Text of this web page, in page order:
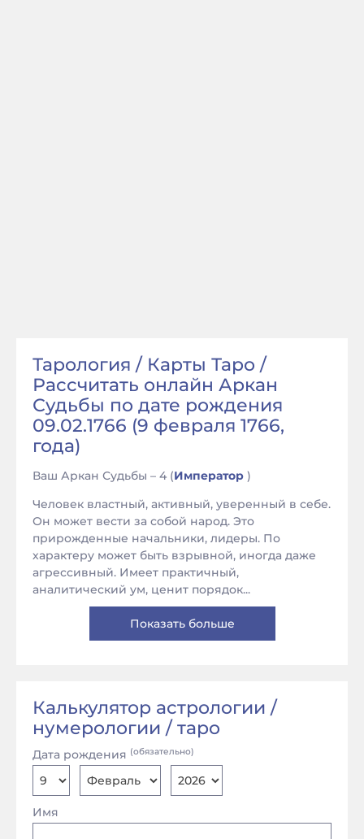
Тарология / Карты Таро /
Рассчитать онлайн Аркан
Судьбы по дате рождения
09.02.1766 (9 февраля 1766,
года)
Ваш Аркан Судьбы – 4 (Император )
Человек властный, активный, уверенный в себе.
Он может вести за собой народ. Это
прирожденные начальники, лидеры. По
характеру может быть взрывной, иногда даже
агрессивный. Имеет практичный,
аналитический ум, ценит порядок...
Показать больше
Калькулятор астрологии /
нумерологии / таро
Имя
Дата рождения (обязательно)